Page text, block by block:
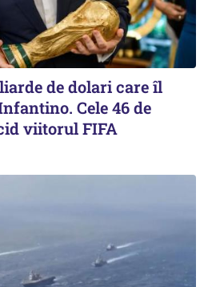
de dolari care îl
Cele 46 de
viitorul FIFA